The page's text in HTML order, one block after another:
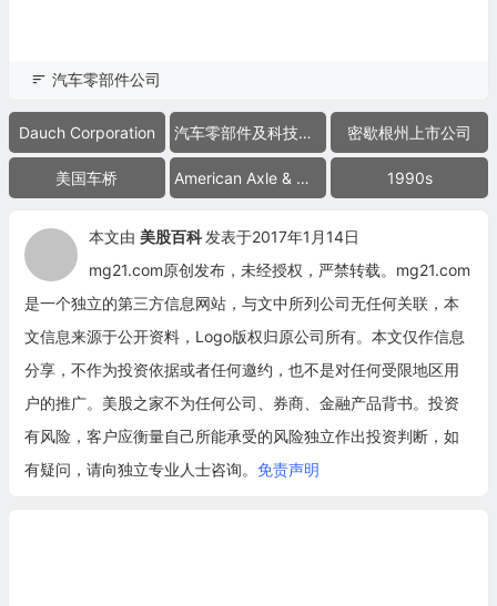
汽车零部件公司
Dauch Corporation 汽车零部件及科技公司 密歇根州上市公司
美国车桥 American Axle & Manufacturing 1990s
本文由 美股百科 发表于2017年1月14日
mg21.com原创发布，未经授权，严禁转载。mg21.com
是一个独立的第三方信息网站，与文中所列公司无任何关联，本
文信息来源于公开资料，Logo版权归原公司所有。本文仅作信息
分享，不作为投资依据或者任何邀约，也不是对任何受限地区用
户的推广。美股之家不为任何公司、券商、金融产品背书。投资
有风险，客户应衡量自己所能承受的风险独立作出投资判断，如
有疑问，请向独立专业人士咨询。 免责声明